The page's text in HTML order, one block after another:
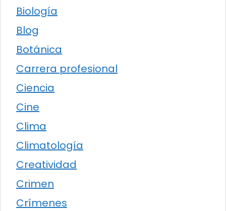
Biología
Blog
Botánica
Carrera profesional
Ciencia
Cine
Clima
Climatología
Creatividad
Crimen
Crímenes